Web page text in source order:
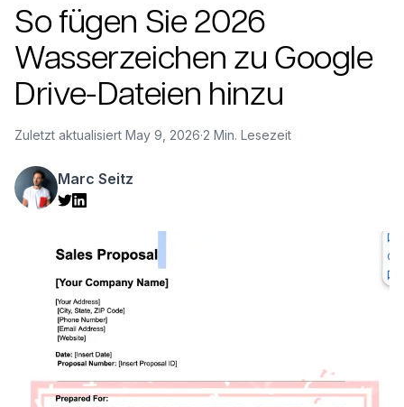
So fügen Sie 2026
Wasserzeichen zu Google
Drive-Dateien hinzu
Zuletzt aktualisiert May 9, 2026·2 Min. Lesezeit
Marc Seitz